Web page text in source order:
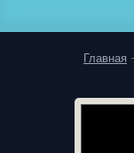
Главная